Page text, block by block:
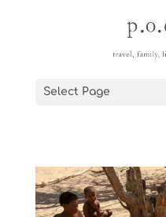
Select Page